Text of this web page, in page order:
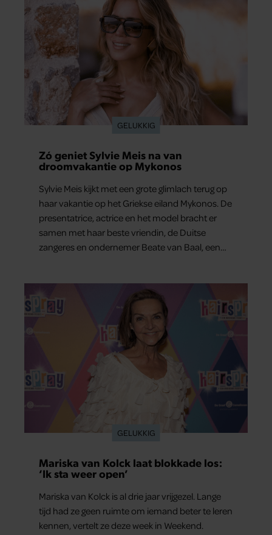
GELUKKIG
Zó geniet Sylvie Meis na van
droomvakantie op Mykonos
Sylvie Meis kijkt met een grote glimlach terug op
haar vakantie op het Griekse eiland Mykonos. De
presentatrice, actrice en het model bracht er
samen met haar beste vriendin, de Duitse
zangeres en ondernemer Beate van Baal, een
bestemming én vertelt ze hoe bijzonder de reis
voor haar is geweest.
GELUKKIG
Mariska van Kolck laat blokkade los:
‘Ik sta weer open’
Mariska van Kolck is al drie jaar vrijgezel. Lange
tijd had ze geen ruimte om iemand beter te leren
kennen, vertelt ze deze week in Weekend.